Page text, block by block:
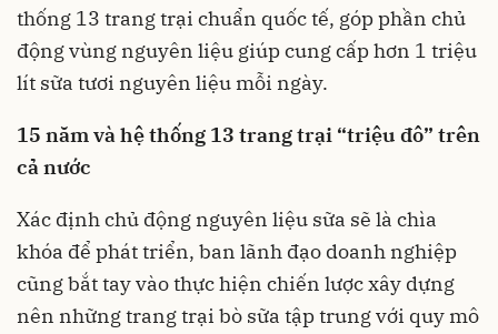
thống 13 trang trại chuẩn quốc tế, góp phần chủ
động vùng nguyên liệu giúp cung cấp hơn 1 triệu
lít sữa tươi nguyên liệu mỗi ngày.
15 năm và hệ thống 13 trang trại “triệu đô” trên
cả nước
Xác định chủ động nguyên liệu sữa sẽ là chìa
khóa để phát triển, ban lãnh đạo doanh nghiệp
cũng bắt tay vào thực hiện chiến lược xây dựng
nên những trang trại bò sữa tập trung với quy mô